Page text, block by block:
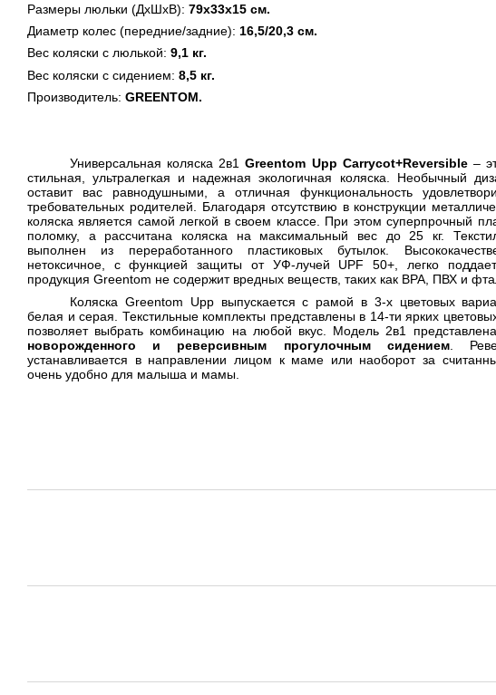
Размеры люльки (ДхШхВ): 79х33х15 см.
Диаметр колес (передние/задние): 16,5/20,3 см.
Вес коляски с люлькой: 9,1 кг.
Вес коляски с сидением: 8,5 кг.
Производитель: GREENTOM.
Универсальная коляска 2в1Greentom Upp Carrycot+Reversible –
стильная, ультралегкая и надежная экологичная коляска. Необычный
оставит вас равнодушными, а отличная функциональность
требовательных родителей. Благодаря отсутствию в конструкции
коляска является самой легкой в своем классе. При этом суперпрочный
поломку, а рассчитана коляска на максимальный вес до 25 кг.
выполнен из переработанного пластиковых бутылок.
нетоксичное, с функцией защиты от УФ-лучей UPF
50+, легко
продукция Greentom не содержит вредных веществ, таких как BPA, ПВХ и
Коляска Greentom Upp выпускается с рамой в 3-х цветовых
белая и серая. Текстильные комплекты представлены в 14-ти ярких
позволяет выбрать комбинацию на любой вкус. Модель 2в1 представлена
новорожденного и реверсивным прогулочным сидением.
устанавливается в направлении лицом к маме или наоборот за
очень удобно для малыша и мамы.